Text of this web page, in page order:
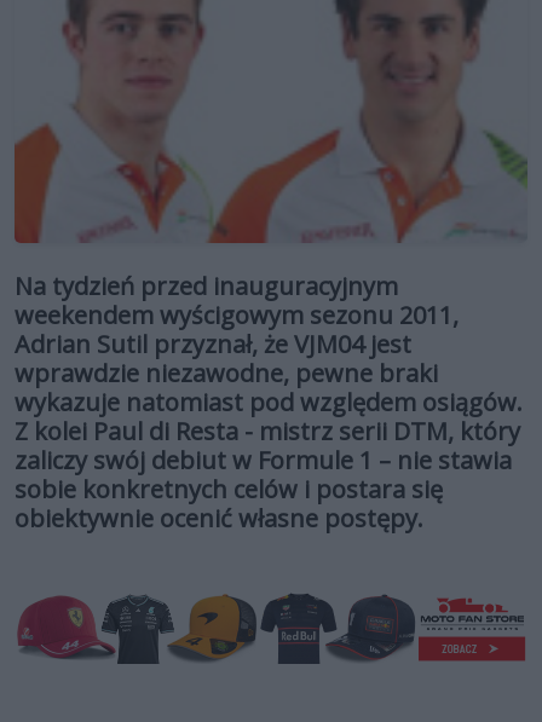
Na tydzień przed inauguracyjnym
weekendem wyścigowym sezonu 2011,
Adrian Sutil przyznał, że VJM04 jest
wprawdzie niezawodne, pewne braki
wykazuje natomiast pod względem osiągów.
Z kolei Paul di Resta - mistrz serii DTM, który
zaliczy swój debiut w Formule 1 – nie stawia
sobie konkretnych celów i postara się
obiektywnie ocenić własne postępy.